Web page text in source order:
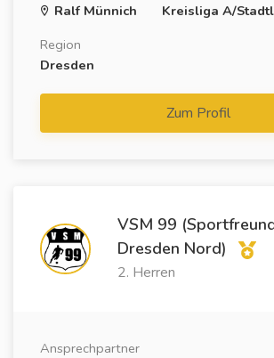
Ralf Münnich
Kreisliga A/
Region
Dresden
Zum Profil
VSM 99
Dresden Nord)
2. Herren
Ansprechpartner